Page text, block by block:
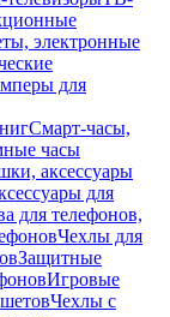
электронные
для
Смарт-часы,
часы
аксессуары
для
для телефонов,
Чехлы для
Защитные
Игровые
Чехлы с